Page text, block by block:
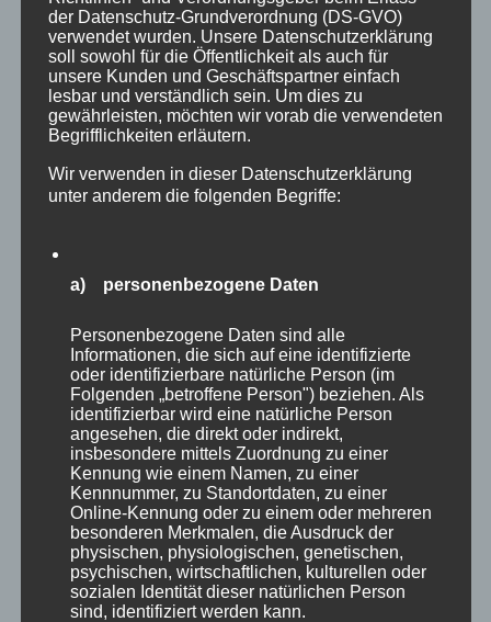
CURA SPORT LACTA 500
42,80€ Enthält 7% Mehrwertsteuer zzgl. Versand
Lieferzeit: sofort lieferbar
In den Warenkorb Details
der Datenschutz-Grundverordnung (DS-GVO)
verwendet wurden. Unsere Datenschutzerklärung
soll sowohl für die Öffentlichkeit als auch für
unsere Kunden und Geschäftspartner einfach
lesbar und verständlich sein. Um dies zu
gewährleisten, möchten wir vorab die verwendeten
Begrifflichkeiten erläutern.
Wir verwenden in dieser Datenschutzerklärung
unter anderem die folgenden Begriffe:
a) personenbezogene Daten
Personenbezogene Daten sind alle
Informationen, die sich auf eine identifizierte
oder identifizierbare natürliche Person (im
Folgenden „betroffene Person") beziehen. Als
identifizierbar wird eine natürliche Person
angesehen, die direkt oder indirekt,
insbesondere mittels Zuordnung zu einer
Kennung wie einem Namen, zu einer
Kennnummer, zu Standortdaten, zu einer
Online-Kennung oder zu einem oder mehreren
besonderen Merkmalen, die Ausdruck der
physischen, physiologischen, genetischen,
psychischen, wirtschaftlichen, kulturellen oder
sozialen Identität dieser natürlichen Person
sind, identifiziert werden kann.